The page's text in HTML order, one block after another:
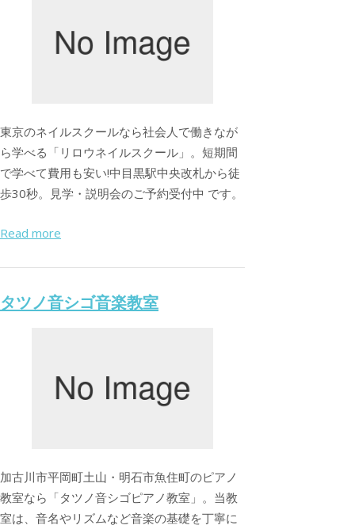
東京のネイルスクールなら社会人で働きなが
ら学べる「リロウネイルスクール」。短期間
で学べて費用も安い!中目黒駅中央改札から徒
歩30秒。見学・説明会のご予約受付中 です。
Read more
タツノ音シゴ音楽教室
加古川市平岡町土山・明石市魚住町のピアノ
教室なら「タツノ音シゴピアノ教室」。当教
室は、音名やリズムなど音楽の基礎を丁寧に